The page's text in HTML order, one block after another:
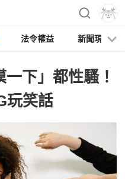
法令權益 新聞現場
一下」都性騷！
玩笑話